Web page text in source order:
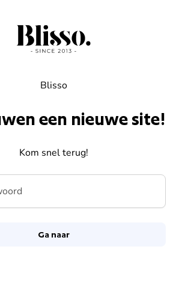
Blisso
een nieuwe site!
Kom snel terug!
Ga naar